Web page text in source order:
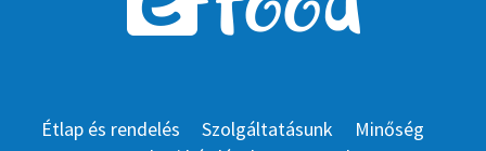
Étlap és rendelés Szolgáltatásunk
Minőség